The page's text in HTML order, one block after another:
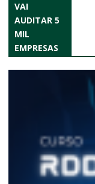
VAI
AUDITAR 5
MIL
EMPRESAS